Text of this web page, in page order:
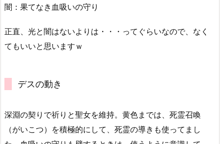
闇：果てなき血吸いの守り
正直、光と闇はないよりは・・・ってぐらいなので、なく
てもいいと思いますｗ
デスの動き
深淵の契りで祈りと聖女を維持。黄色までは、死霊召喚
（がいこつ）を積極的にして、死霊の導きも使ってまし